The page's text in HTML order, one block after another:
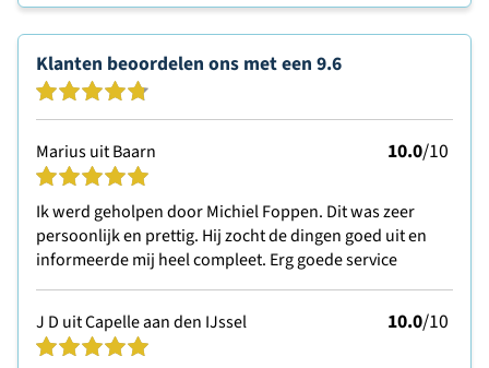
Klanten beoordelen ons met een 9.6
Marius uit Baarn 10.0/10
Ik werd geholpen door Michiel Foppen. Dit was zeer
persoonlijk en prettig. Hij zocht de dingen goed uit en
informeerde mij heel compleet. Erg goede service
J D uit Capelle aan den IJssel 10.0/10